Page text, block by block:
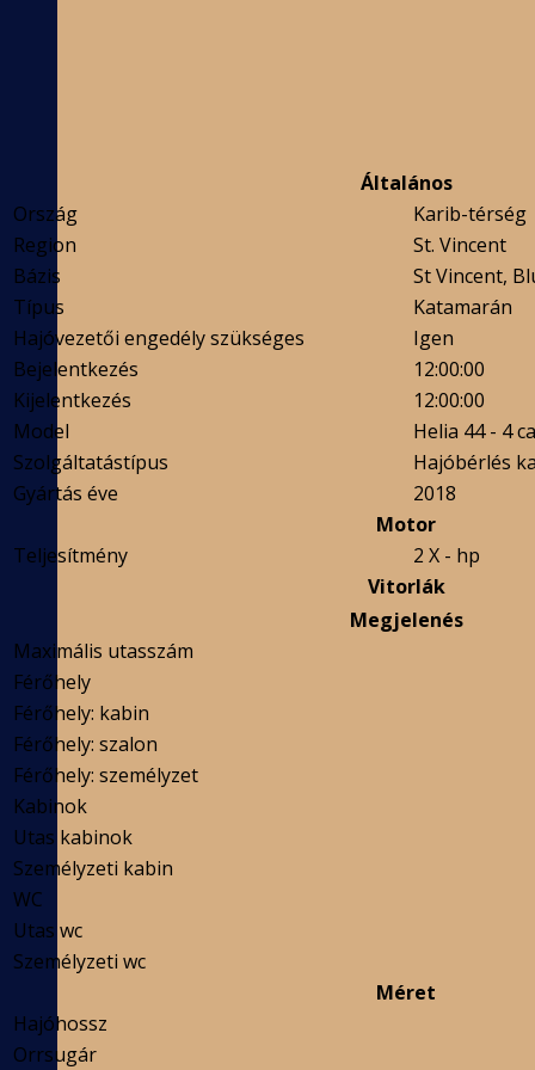
Általános
Ország
Karib-térség
Region
St. Vincent
Bázis
St Vincent,
Típus
Katamarán
Hajóvezetői engedély szükséges
Igen
Bejelentkezés
12:00:00
Kijelentkezés
12:00:00
Model
Helia 44 - 4
Szolgáltatástípus
Hajóbérlés
Gyártás éve
2018
Motor
Teljesítmény
2 X - hp
Vitorlák
Megjelenés
Maximális utasszám
Férőhely
Férőhely: kabin
Férőhely: szalon
Férőhely: személyzet
Kabinok
Utas kabinok
Személyzeti kabin
WC
Utas wc
Személyzeti wc
Méret
Hajóhossz
Orrsugár